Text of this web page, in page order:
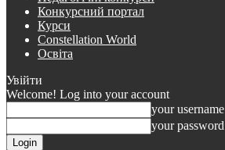
Конкурсний портал
Курси
Constellation World
Освіта
Увійти
Welcome! Log into your account
your username
your password